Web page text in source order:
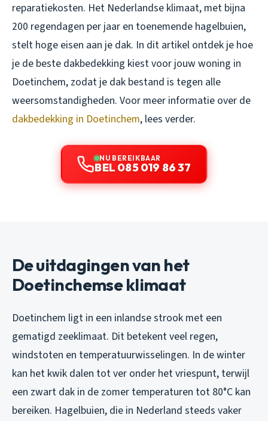
reparatiekosten. Het Nederlandse klimaat, met bijna
200 regendagen per jaar en toenemende hagelbuien,
stelt hoge eisen aan je dak. In dit artikel ontdek je hoe
je de beste dakbedekking kiest voor jouw woning in
Doetinchem, zodat je dak bestand is tegen alle
weersomstandigheden. Voor meer informatie over de
dakbedekking in Doetinchem, lees verder.
NU BEREIKBAAR
BEL 085 019 86 37
De uitdagingen van het
Doetinchemse klimaat
Doetinchem ligt in een inlandse strook met een
gematigd zeeklimaat. Dit betekent veel regen,
windstoten en temperatuurwisselingen. In de winter
kan het kwik dalen tot ver onder het vriespunt, terwijl
een zwart dak in de zomer temperaturen tot 80°C kan
bereiken. Hagelbuien, die in Nederland steeds vaker